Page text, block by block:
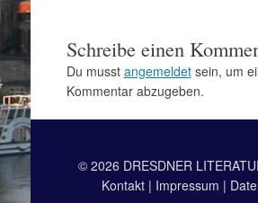
Schreibe einen
Du musst angemeldetsein, um
Kommentar abzugeben.
© 2026 DRESDNER
Kontakt| Impressum |